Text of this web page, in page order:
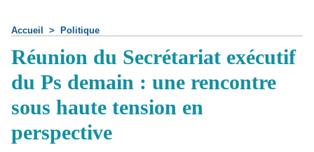
Accueil > Politique
Réunion du Secrétariat exécutif
du Ps demain : une rencontre
sous haute tension en
perspective